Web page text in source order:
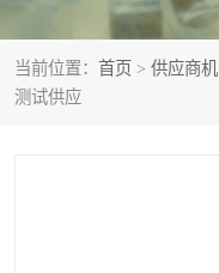
当前位置： 首页 > 供应商机
测试供应
无损检测
可靠性检测